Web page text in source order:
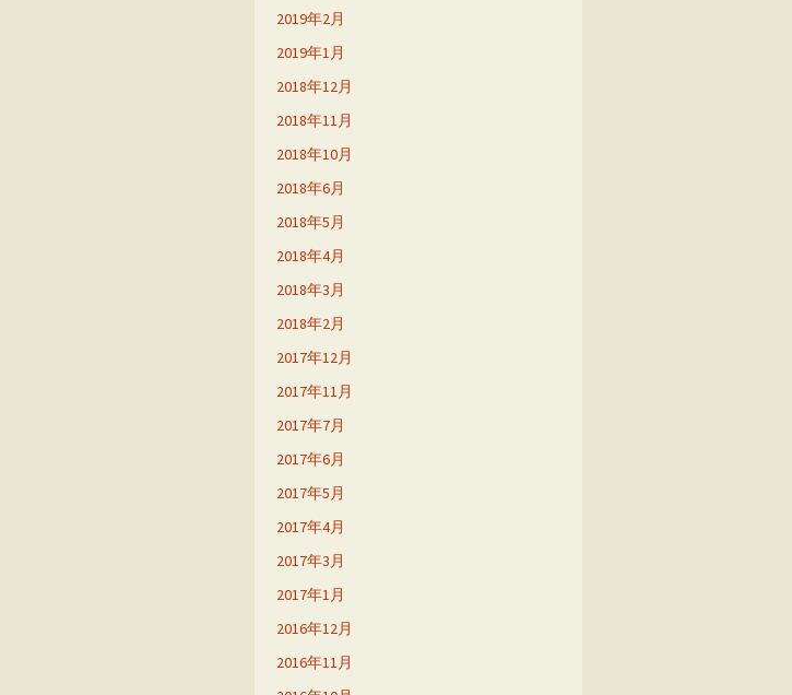
2019年2月
2019年1月
2018年12月
2018年11月
2018年10月
2018年6月
2018年5月
2018年4月
2018年3月
2018年2月
2017年12月
2017年11月
2017年7月
2017年6月
2017年5月
2017年4月
2017年3月
2017年1月
2016年12月
2016年11月